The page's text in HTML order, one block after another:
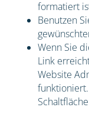
formatiert
Benutzen
Wenn Sie
Link
Website